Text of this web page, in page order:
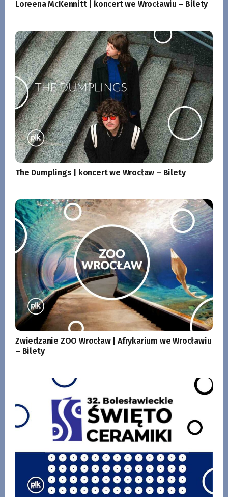
Loreena McKennitt | koncert we Wrocławiu – Bilety
The Dumplings | koncert we Wrocław – Bilety
Zwiedzanie ZOO Wrocław | Afrykarium we Wrocławiu
– Bilety